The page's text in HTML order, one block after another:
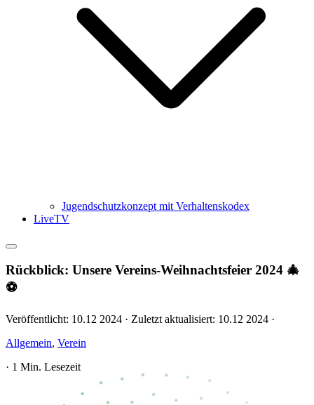
Jugendschutzkonzept mit Verhaltenskodex
LiveTV
Rückblick: Unsere Vereins-Weihnachtsfeier 2024 🎄
⚽
Veröffentlicht: 10.12 2024 · Zuletzt aktualisiert: 10.12 2024 ·
Allgemein, Verein
· 1 Min. Lesezeit